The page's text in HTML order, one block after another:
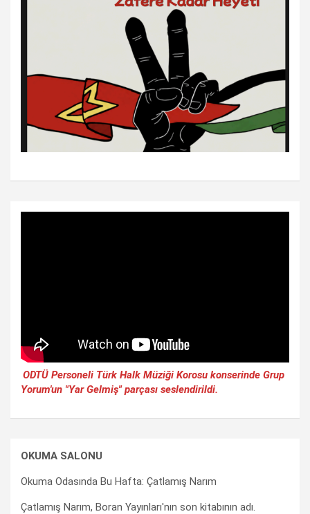
ODTÜ Personeli Türk Halk Müziği Korosu konserinde Grup
Yorum'un "Yar Gelmiş" parçası seslendirildi.
OKUMA SALONU
Okuma Odasında Bu Hafta: Çatlamış Narım
Çatlamış Narım, Boran Yayınları'nın son kitabının adı.